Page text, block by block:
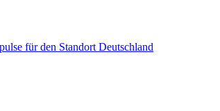
für den Standort Deutschland